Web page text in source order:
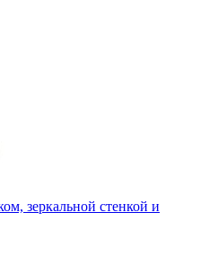
зеркальной стенкой и